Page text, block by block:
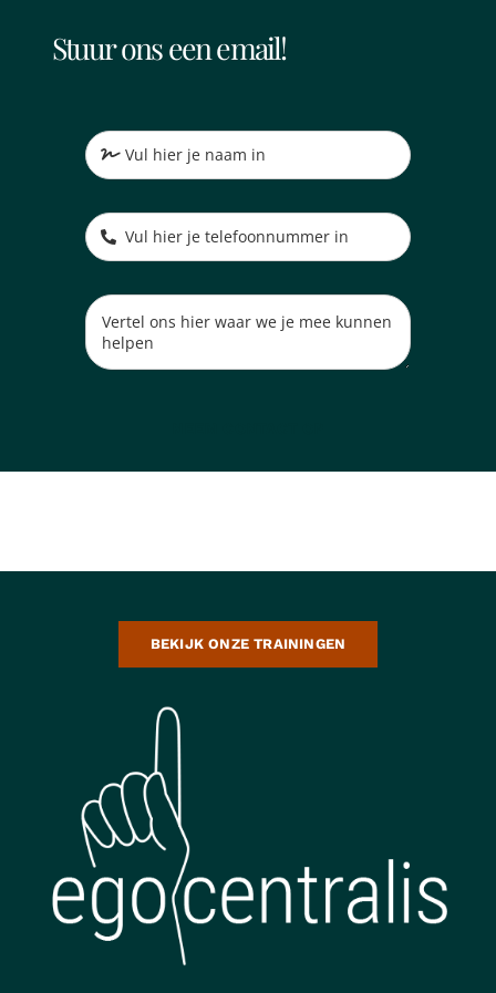
Stuur ons een email!
BEKIJK ONZE TRAININGEN